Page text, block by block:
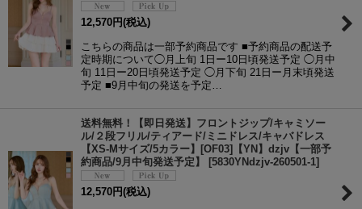
12,570 円(税込)
こちらの商品は一部予約商品です ■予約商品の配送予
定時期について◯月上旬 1日ー10日頃発送予定 ◯月中
旬 11日ー20日頃発送予定 ◯月下旬 21日ー月末頃発送
予定 ■9月中旬の発送を予定…
送料無料！【即日発送】フロントジップ/キャミソー
ル/２段フリル/ティアード/ミニドレス/キャバドレス
【XS-Mサイズ/5カラー】[OF03]【YN】dzjv【一部予
約商品/9月中旬発送予定】
[5830YNdzjv-260501-1]
12,570 円(税込)